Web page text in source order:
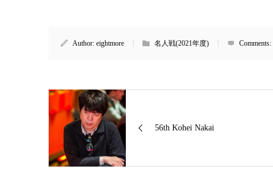
Author: eightmore 名人戦(2021年度) Comments:
56th Kohei Nakai